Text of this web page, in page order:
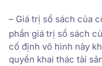
– Giá trị sổ sách của
phần giá trị sổ sách
cố định vô hình này
quyền khai thác tài